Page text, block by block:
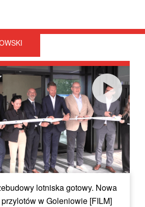
lotniska gotowy. Nowa
w Goleniowie [FILM]